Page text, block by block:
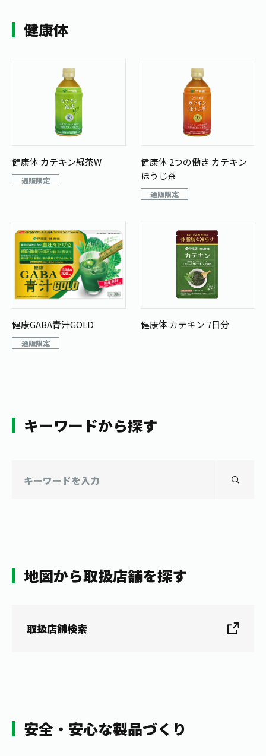
伊藤園レディス
健康体
健康体 カテキン緑茶W
通販限定
健康体 2つの働き カテキン
ほうじ茶
通販限定
健康GABA青汁GOLD
通販限定
健康体 カテキン 7日分
キーワードから探す
地図から取扱店舗を探す
取扱店舗検索
安全・安心な製品づくり